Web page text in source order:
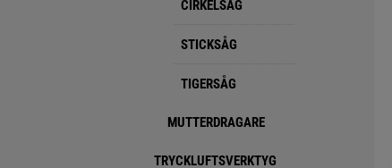
CIRKELSÅG
STICKSÅG
TIGERSÅG
MUTTERDRAGARE
TRYCKLUFTSVERKTYG